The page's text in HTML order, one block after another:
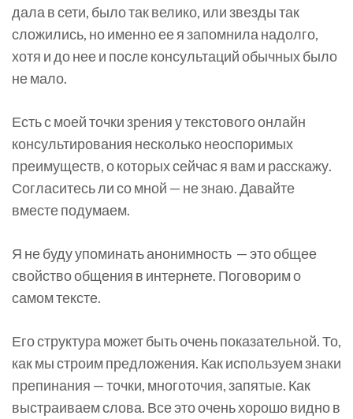
дала в сети, было так велико, или звезды так
сложились, но именно ее я запомнила надолго,
хотя и до нее и после консультаций обычных было
не мало.
Есть с моей точки зрения у текстового онлайн
консультирования несколько неоспоримых
преимуществ, о которых сейчас я вам и расскажу.
Согласитесь ли со мной — не знаю. Давайте
вместе подумаем.
Я не буду упоминать анонимность — это общее
свойство общения в интернете. Поговорим о
самом тексте.
Его структура может быть очень показательной. То,
как мы строим предложения. Как используем знаки
препинания — точки, многоточия, запятые. Как
выстраиваем слова. Все это очень хорошо видно в